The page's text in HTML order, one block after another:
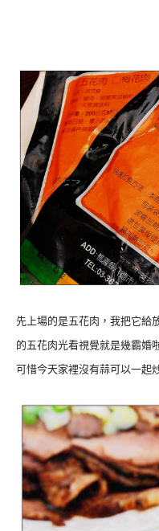
先上場的是五花肉，我把它給
的五花肉光看視覺就是幾霸婚
可惜今天家裡沒有蒜可以一起